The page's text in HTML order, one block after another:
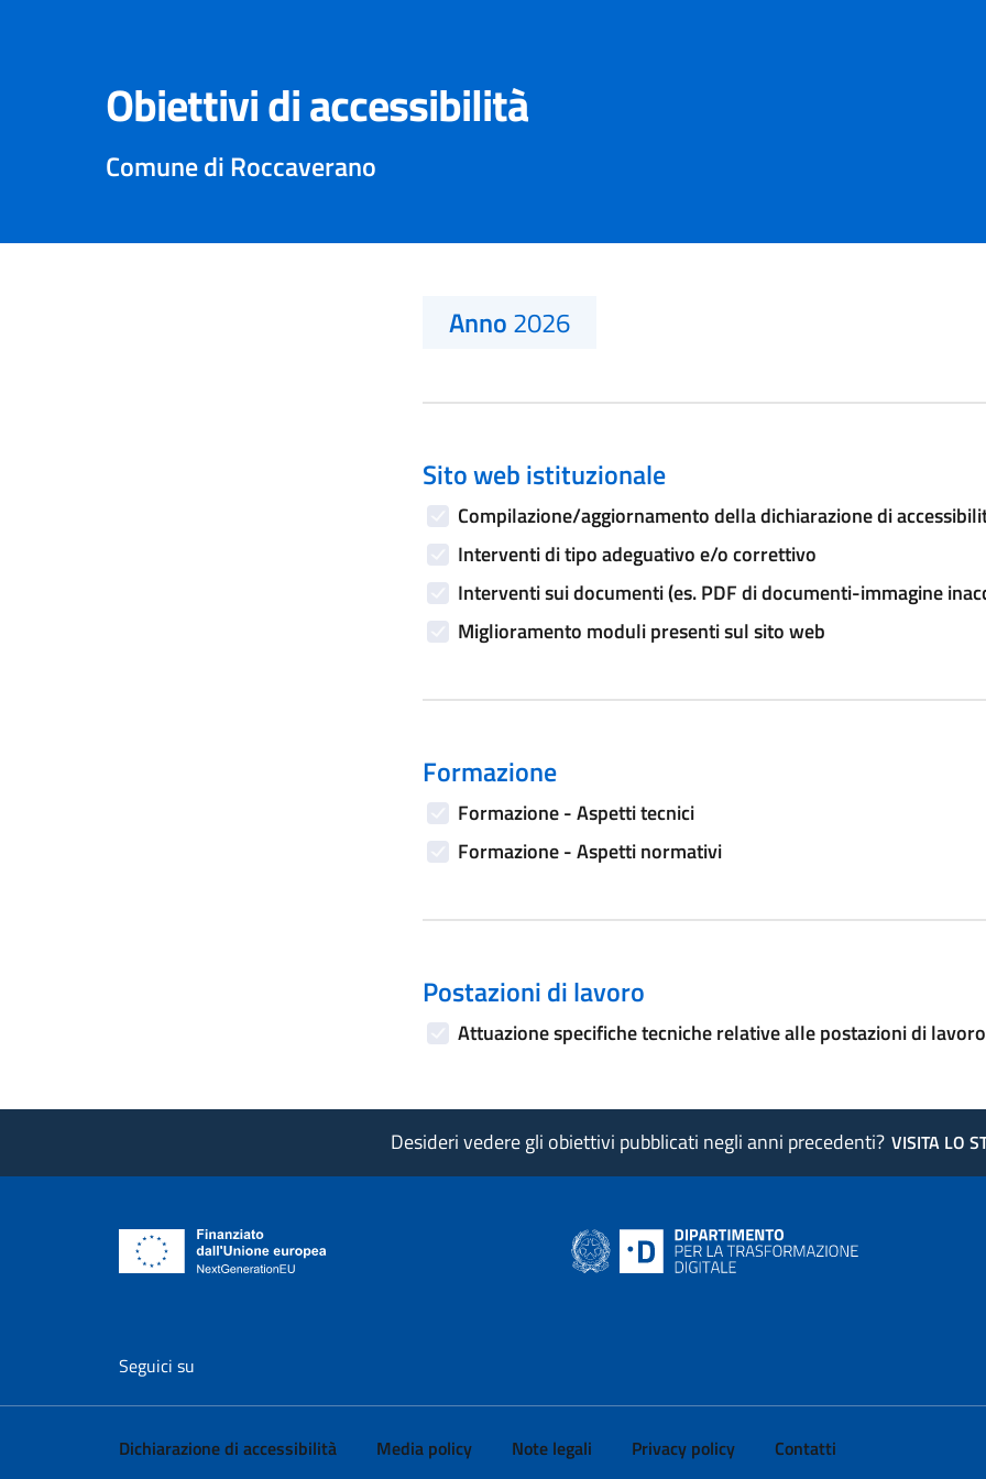
Obiettivi di accessibilità
Comune di Roccaverano
Anno2026
Sito web istituzionale
Compilazione/aggiornamento della dichiarazione di
Interventi di tipo adeguativo e/o correttivo
Interventi sui documenti (es. PDF di documenti-immagine
Miglioramento moduli presenti sul sito web
Formazione
Formazione - Aspetti tecnici
Formazione - Aspetti normativi
Postazioni di lavoro
Attuazione specifiche tecniche relative alle postazioni di lavoro
Desideri vedere gli obiettivi pubblicati negli anni precedenti? VISITA LO
Seguici su
Dichiarazione di accessibilità Media policy Note legali Privacy policy Contatti